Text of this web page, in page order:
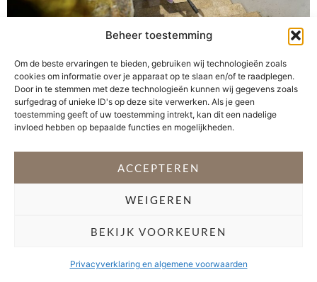
Beheer toestemming
Om de beste ervaringen te bieden, gebruiken wij technologieën zoals
cookies om informatie over je apparaat op te slaan en/of te raadplegen.
Door in te stemmen met deze technologieën kunnen wij gegevens zoals
surfgedrag of unieke ID's op deze site verwerken. Als je geen
toestemming geeft of uw toestemming intrekt, kan dit een nadelige
invloed hebben op bepaalde functies en mogelijkheden.
ACCEPTEREN
WEIGEREN
BEKIJK VOORKEUREN
Privacyverklaring en algemene voorwaarden
Heerlijk nu de temperatuur oploopt en het zonnetje zich
steeds vaker laat zien. Lentekriebels geven mij ook een
partij schoonmaakkriebels. Na de winter is het terras én
de vlonder in onze achtertuin behoorlijk groen
en rondom het huis een krachtpatser van een apparaat.
Voor het verwijderen van […]